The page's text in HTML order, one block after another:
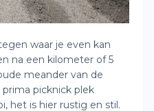
waar je even kan
na een kilometer of 5
meander van de
picknick plek
het is hier rustig en stil.